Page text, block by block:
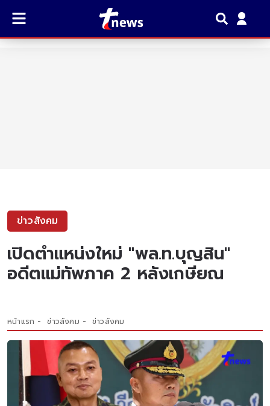
ข่าวสังคม
เปิดตำแหน่งใหม่ "พล.ท.บุญสิน"
อดีตแม่ทัพภาค 2 หลังเกษียณ
หน้าแรก ข่าวสังคม ข่าวสังคม